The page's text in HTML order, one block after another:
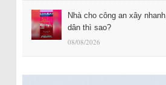
Nhà cho công an xây
dân thì sao?
08/08/2026